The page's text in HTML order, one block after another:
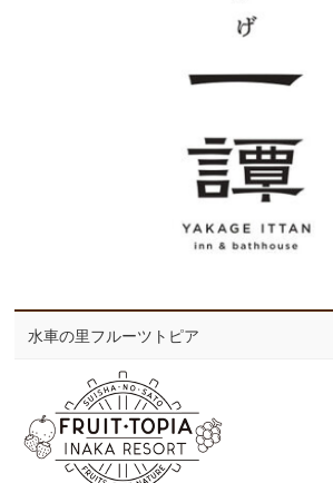
水車の里フルーツトピア